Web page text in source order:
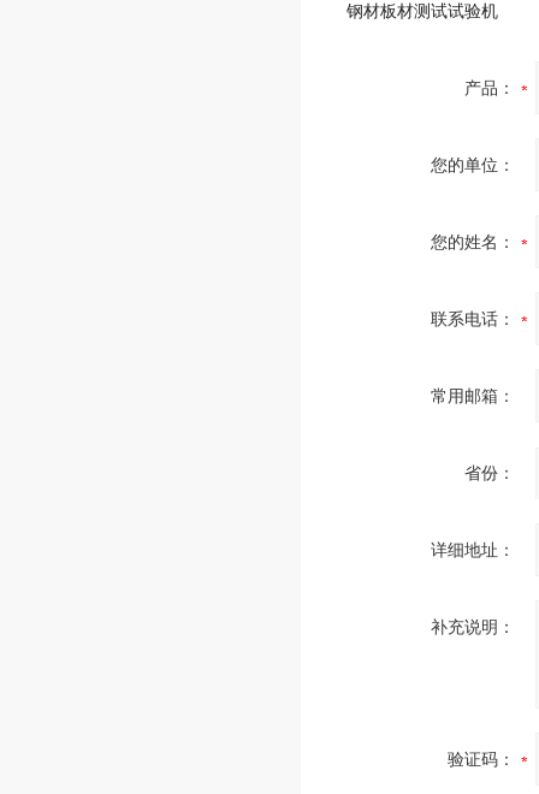
钢材板材测试试验机
产品：
您的单位：
您的姓名：
联系电话：
常用邮箱：
省份：
详细地址：
补充说明：
验证码：